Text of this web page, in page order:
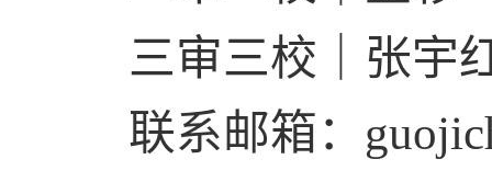
三审三校｜张宇
联系邮箱：